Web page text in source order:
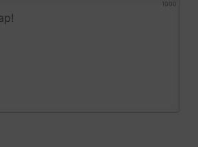
1000